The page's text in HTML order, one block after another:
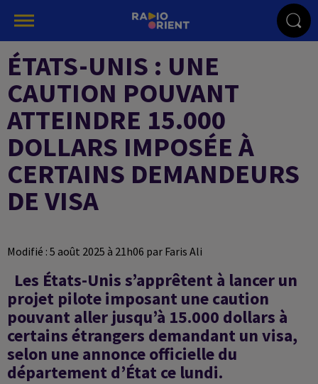
ÉTATS-UNIS : UNE
CAUTION POUVANT
ATTEINDRE 15.000
DOLLARS IMPOSÉE À
CERTAINS DEMANDEURS
DE VISA
Modifié : 5 août 2025 à 21h06 par Faris Ali
Les États-Unis s’apprêtent à lancer un
projet pilote imposant une caution
pouvant aller jusqu’à 15.000 dollars à
certains étrangers demandant un visa,
selon une annonce officielle du
département d’État ce lundi.